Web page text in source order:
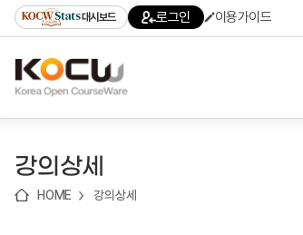
기
기
기
content)
가
대시보드 로그인 이용가이드
강의상세
HOME 강의상세